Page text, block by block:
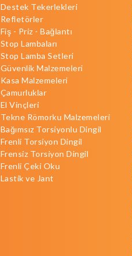
Destek Tekerlekleri
Refletörler
Fiş - Priz - Bağlantı
Stop Lambaları
Stop Lamba Setleri
Güvenlik Malzemeleri
Kasa Malzemeleri
Çamurluklar
El Vinçleri
Tekne Römorku Malzemeleri
Bağımsız Torsiyonlu Dingil
Frenli Torsiyon Dingil
Frensiz Torsiyon Dingil
Frenli Çeki Oku
Lastik ve Jant